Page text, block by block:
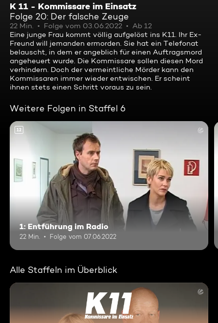
K 11 - Kommissare im Einsatz
Folge 20: Der falsche Zeuge
22 Min. Folge vom 03.06.2022
Ab 12
Eine junge Frau kommt völlig aufgelöst ins K11. Ihr Ex-
Freund will jemanden ermorden. Sie hat ein Telefonat
belauscht, in dem er angeblich für einen Auftragsmord
angeheuert wurde. Die Kommissare sollen diesen Mord
verhindern. Doch der vermeintliche Mörder kann den
Kommissaren immer wieder entwischen. Er scheint
ihnen stets einen Schritt voraus zu sein.
Weitere Folgen in Staffel 6
12
1: Entführung im Radio
22 Min. Folge vom 07.06.2022
Alle Staffeln im Überblick